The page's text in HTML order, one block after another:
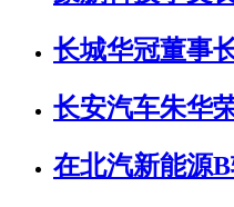
长城华冠董事
长安汽车朱华
在北汽新能源